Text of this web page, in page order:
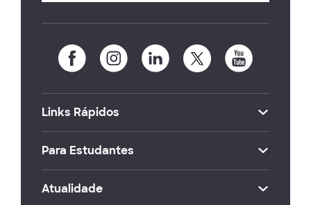
Links Rápidos
Para Estudantes
Atualidade